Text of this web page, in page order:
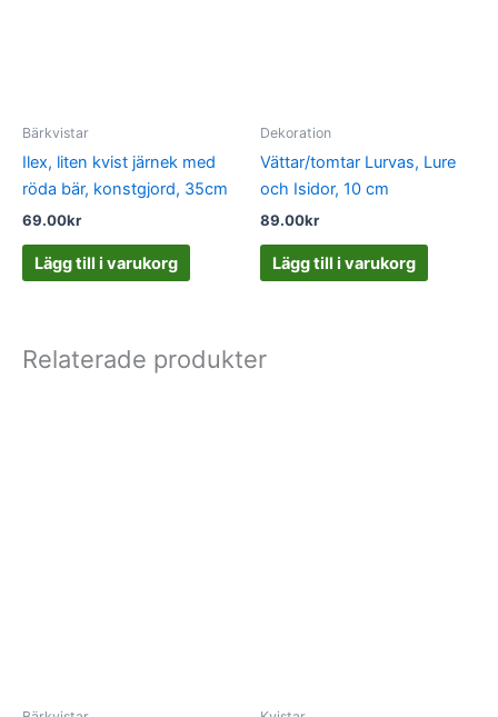
Bärkvistar
Ilex, liten kvist järnek med
röda bär, konstgjord, 35cm
69.00kr
Lägg till i varukorg
Dekoration
Vättar/tomtar Lurvas, Lure
och Isidor, 10 cm
89.00kr
Lägg till i varukorg
Relaterade produkter